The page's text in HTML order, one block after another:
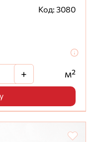
Код: 3080
+ м²